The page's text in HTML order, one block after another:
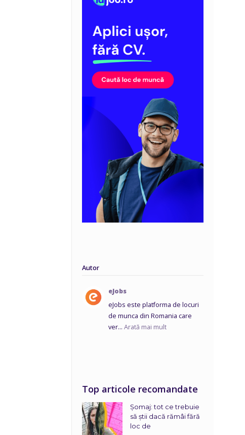
Autor
eJobs
eJobs este platforma de locuri
de munca din Romania care
ver...Arată mai mult
Top articole recomandate
Șomaj: tot ce trebuie
să știi dacă rămâi fără
loc de